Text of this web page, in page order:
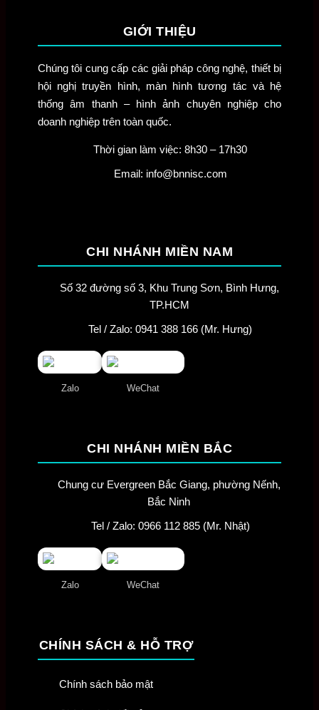
GIỚI THIỆU
Chúng tôi cung cấp các giải pháp công nghệ, thiết bị
hội nghị truyền hình, màn hình tương tác và hệ
thống âm thanh – hình ảnh chuyên nghiệp cho
doanh nghiệp trên toàn quốc.
Thời gian làm việc: 8h30 – 17h30
Email: info@bnnisc.com
CHI NHÁNH MIỀN NAM
Số 32 đường số 3, Khu Trung Sơn, Bình Hưng,
TP.HCM
Tel / Zalo: 0941 388 166 (Mr. Hưng)
Zalo WeChat
CHI NHÁNH MIỀN BẮC
Chung cư Evergreen Bắc Giang, phường Nếnh,
Bắc Ninh
Tel / Zalo: 0966 112 885 (Mr. Nhật)
Zalo WeChat
CHÍNH SÁCH & HỖ TRỢ
Chính sách bảo mật